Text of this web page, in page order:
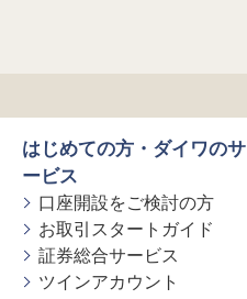
はじめての方・ダイワのサ
ービス
口座開設をご検討の方
お取引スタートガイド
証券総合サービス
ツインアカウント